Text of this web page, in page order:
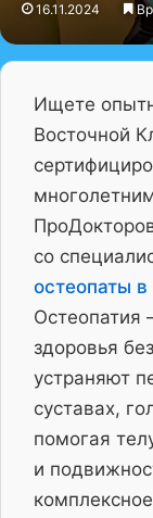
16.11.2024
Ищете
Восточной
со
остеопаты
Остеопатия
здоровья
устраняют
суставах,
помогая
и